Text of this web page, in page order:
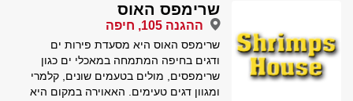
שרימפס האוס
ההגנה 105, חיפה
שרימפס האוס היא מסעדת פירות ים
ודגים בחיפה המתמחה במאכלי ים כגון
שרימפסים, מולים בטעמים שונים, קלמרי
ומגוון דגים טעימים. האאוירה במקום היא